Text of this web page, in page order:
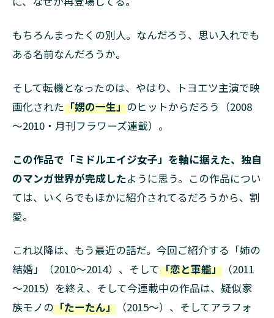
もちろんまったくの別人。なんだろう、思い入れでも
ある名前なんだろうか。
そして転機となったのは、やはり、トヨエツ主演で映
画化された「娚の一生」のヒットからだろう（2008
～2010・月刊フラワーズ連載）。
この作品で「ミドルエイジ女子」を軸に据えた、独自
のマンガ世界が完成したように思う。この作品につい
ては、いくらでもほかに紹介されてるだろうから、割
愛。
これ以降は、もう最近の話だ。今回ご紹介する「姉の
結婚」（2010～2014）、そして「恋と軍艦」 （2011
～2015）を終え、そして今連載中の作品は、疑似家
族モノの「たーたん」 （2015～）、そしてアラフォ